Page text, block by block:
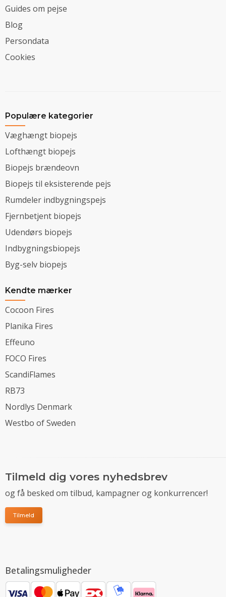
Guides om pejse
Blog
Persondata
Cookies
Populære kategorier
Væghængt biopejs
Lofthængt biopejs
Biopejs brændeovn
Biopejs til eksisterende pejs
Rumdeler indbygningspejs
Fjernbetjent biopejs
Udendørs biopejs
Indbygningsbiopejs
Byg-selv biopejs
Kendte mærker
Cocoon Fires
Planika Fires
Effeuno
FOCO Fires
ScandiFlames
RB73
Nordlys Denmark
Westbo of Sweden
Tilmeld dig vores nyhedsbrev
og få besked om tilbud, kampagner og konkurrencer!
Tilmeld
Betalingsmuligheder